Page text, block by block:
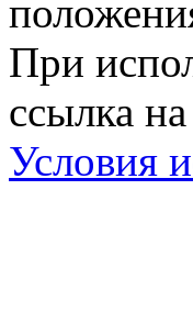
При
ссылка
Условия